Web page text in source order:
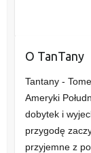
O TanTany
Tantany -
Ameryki
dobytek i
przygodę
przyjemne z